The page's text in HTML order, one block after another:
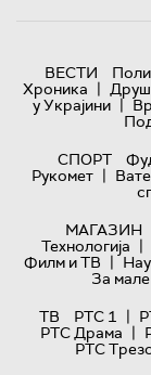
ВЕСТИ
Хроника |
у Украјини |
СПОРТ
Рукомет |
МАГАЗИН
Технологијa |
Филм и ТВ |
За
ТВ
РТС 1 |
РТС Драма |
РТС